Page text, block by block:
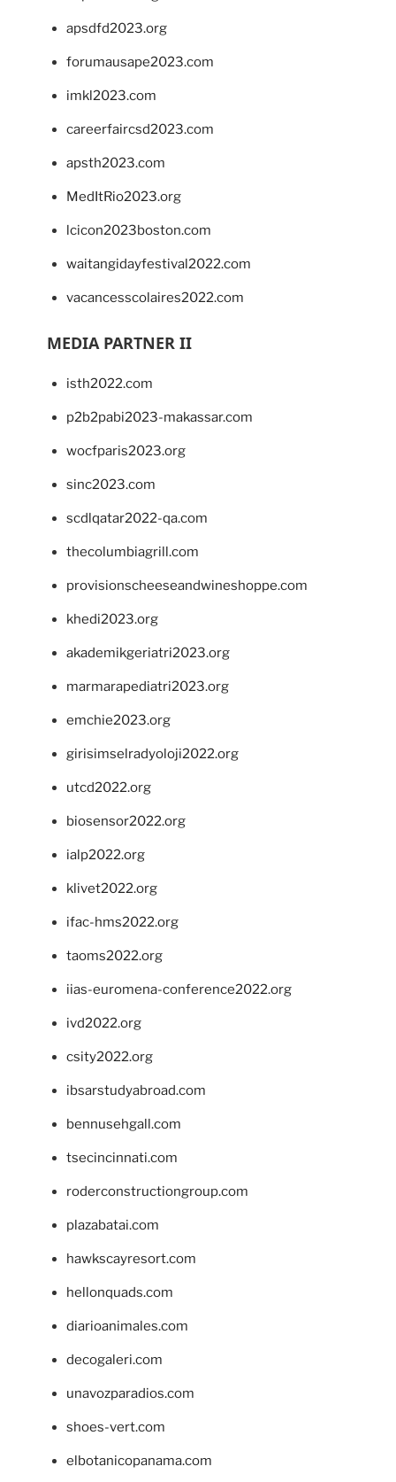
apsdfd2023.org
forumausape2023.com
imkl2023.com
careerfaircsd2023.com
apsth2023.com
MedItRio2023.org
lcicon2023boston.com
waitangidayfestival2022.com
vacancesscolaires2022.com
MEDIA PARTNER II
isth2022.com
p2b2pabi2023-makassar.com
wocfparis2023.org
sinc2023.com
scdlqatar2022-qa.com
thecolumbiagrill.com
provisionscheeseandwineshoppe.com
khedi2023.org
akademikgeriatri2023.org
marmarapediatri2023.org
emchie2023.org
girisimselradyoloji2022.org
utcd2022.org
biosensor2022.org
ialp2022.org
klivet2022.org
ifac-hms2022.org
taoms2022.org
iias-euromena-conference2022.org
ivd2022.org
csity2022.org
ibsarstudyabroad.com
bennusehgall.com
tsecincinnati.com
roderconstructiongroup.com
plazabatai.com
hawkscayresort.com
hellonquads.com
diarioanimales.com
decogaleri.com
unavozparadios.com
shoes-vert.com
elbotanicopanama.com